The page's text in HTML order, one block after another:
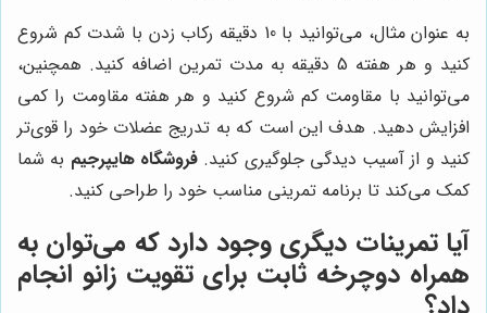
به عنوان مثال، می‌توانید با 10 دقیقه رکاب زدن با شدت کم شروع
کنید و هر هفته 5 دقیقه به مدت تمرین اضافه کنید. همچنین،
می‌توانید با مقاومت کم شروع کنید و هر هفته مقاومت را کمی
افزایش دهید. هدف این است که به تدریج عضلات خود را قوی‌تر
کنید و از آسیب دیدگی جلوگیری کنید.فروشگاه هایپرجیم به شما
کمک می‌کند تا برنامه تمرینی مناسب خود را طراحی کنید.
آیا تمرینات دیگری وجود دارد که می‌توان به
همراه دوچرخه ثابت برای تقویت زانو انجام